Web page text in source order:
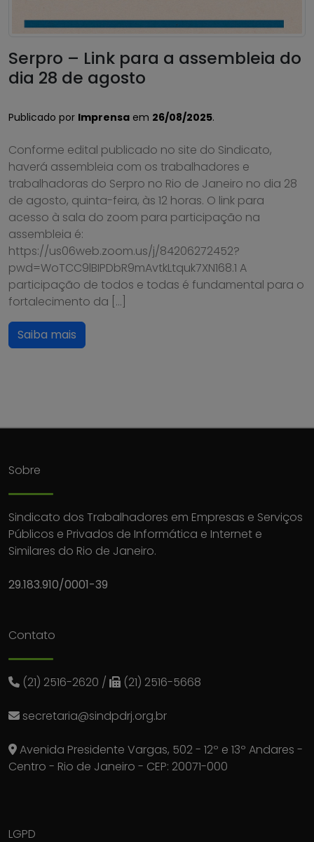
Serpro – Link para a assembleia do
dia 28 de agosto
Publicado por Imprensa em 26/08/2025.
Conforme edital publicado no site do Sindicato,
haverá assembleia com os trabalhadores e
trabalhadoras do Serpro no Rio de Janeiro no dia 28
de agosto, quinta-feira, às 12 horas. O link para
acesso à sala do zoom para participação na
assembleia é:
https://us06web.zoom.us/j/84206272452?
pwd=WoTCC9lBIPDbR9mAvtkLtquk7XN168.1 A
participação de todos e todas é fundamental para o
fortalecimento da […]
Saiba mais
Sobre
Sindicato dos Trabalhadores em Empresas e Serviços
Públicos e Privados de Informática e Internet e
Similares do Rio de Janeiro.
29.183.910/0001-39
Contato
(21) 2516-2620 / (21) 2516-5668
secretaria@sindpdrj.org.br
Avenida Presidente Vargas, 502 - 12º e 13º Andares -
Centro - Rio de Janeiro - CEP: 20071-000
LGPD